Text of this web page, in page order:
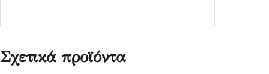
Σχετικά προϊόντα